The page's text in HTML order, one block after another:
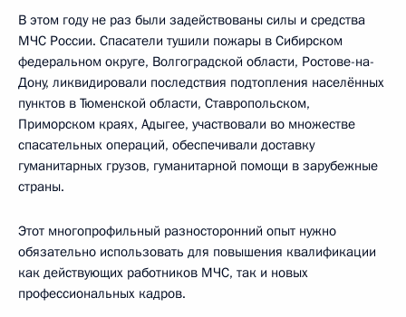
В этом году не раз были задействованы силы и средства
МЧС России. Спасатели тушили пожары в Сибирском
федеральном округе, Волгоградской области, Ростове-на-
Дону, ликвидировали последствия подтопления населённых
пунктов в Тюменской области, Ставропольском,
Приморском краях, Адыгее, участвовали во множестве
спасательных операций, обеспечивали доставку
гуманитарных грузов, гуманитарной помощи в зарубежные
страны.
Этот многопрофильный разносторонний опыт нужно
обязательно использовать для повышения квалификации
как действующих работников МЧС, так и новых
профессиональных кадров.